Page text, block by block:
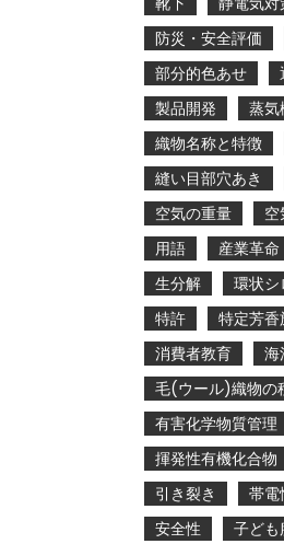
防災・安全評価
部分的色あせ
製品開発
蒸気
織物名称と特徴
縫い目部穴あき
空気の重量
用語
産業革命
生分解
環状シ
特許
特定芳香
消費者教育
海
毛(ウール)織物の
有害化学物質管理
揮発性有機化合物
引き裂き
帯電
安全性
子ども